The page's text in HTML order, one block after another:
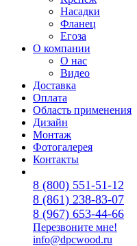
Насадки
Фланец
Егоза
О компании
О нас
Видео
Доставка
Оплата
Область применения
Дизайн
Монтаж
Фотогалерея
Контакты
8 (800) 551-51-12
8 (861) 238-83-07
8 (967) 653-44-66
Перезвоните мне!
info@dpcwood.ru